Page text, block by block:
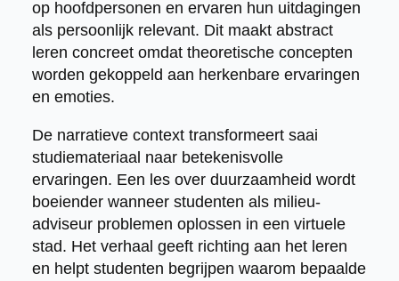
op hoofdpersonen en ervaren hun uitdagingen
als persoonlijk relevant. Dit maakt abstract
leren concreet omdat theoretische concepten
worden gekoppeld aan herkenbare ervaringen
en emoties.
De narratieve context transformeert saai
studiemateriaal naar betekenisvolle
ervaringen. Een les over duurzaamheid wordt
boeiender wanneer studenten als milieu-
adviseur problemen oplossen in een virtuele
stad. Het verhaal geeft richting aan het leren
en helpt studenten begrijpen waarom bepaalde